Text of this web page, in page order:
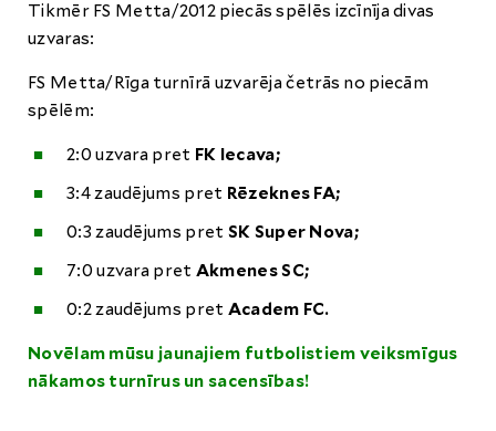
Tikmēr FS Metta/2012 piecās spēlēs izcīnīja divas
uzvaras:
FS Metta/Rīga turnīrā uzvarēja četrās no piecām
spēlēm:
2:0 uzvara pret FK Iecava;
3:4 zaudējums pret Rēzeknes FA;
0:3 zaudējums pret SK Super Nova;
7:0 uzvara pret Akmenes SC;
0:2 zaudējums pret Academ FC.
Novēlam mūsu jaunajiem futbolistiem veiksmīgus
nākamos turnīrus un sacensības!